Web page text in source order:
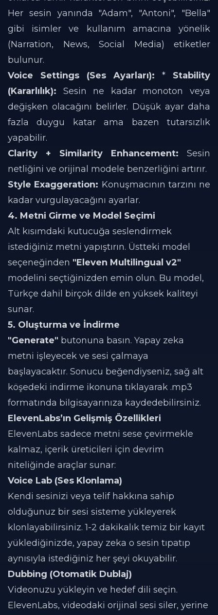
Her sesin yanında "Adam", "Antoni", "Bella"
gibi isimler ve kullanım amacına yönelik
(Narration, News, Social Media) etiketler
bulunur.
Voice Settings (Ses Ayarları): * Stability
(Kararlılık): Sesin ne kadar monoton veya
değişken olacağını belirler. Düşük ayar daha
fazla duygu katar ama bazen tutarsızlık
yapabilir.
Clarity + Similarity Enhancement: Sesin
netliğini ve orijinal modele benzerliğini artırır.
Style Exaggeration: Konuşmacının tarzını ne
kadar vurgulayacağını ayarlar.
4. Metni Girme ve Model Seçimi
Alt kısımdaki kutucuğa seslendirmek
istediğiniz metni yapıştırın. Üstteki model
seçeneğinden "Eleven Multilingual v2"
modelini seçtiğinizden emin olun. Bu model,
Türkçe dahil birçok dilde en yüksek kaliteyi
sunar.
5. Oluşturma ve İndirme
"Generate" butonuna basın. Yapay zeka
metni işleyecek ve sesi çalmaya
başlayacaktır. Sonucu beğendiyseniz, sağ alt
köşedeki indirme ikonuna tıklayarak .mp3
formatında bilgisayarınıza kaydedebilirsiniz.
ElevenLabs’ın Gelişmiş Özellikleri
ElevenLabs sadece metni sese çevirmekle
kalmaz, içerik üreticileri için devrim
niteliğinde araçlar sunar:
Voice Lab (Ses Klonlama)
Kendi sesinizi veya telif hakkına sahip
olduğunuz bir sesi sisteme yükleyerek
klonlayabilirsiniz. 1-2 dakikalık temiz bir kayıt
yüklediğinizde, yapay zeka o sesin tıpatıp
aynısıyla istediğiniz her şeyi okuyabilir.
Dubbing (Otomatik Dublaj)
Videonuzu yükleyin ve hedef dili seçin.
ElevenLabs, videodaki orijinal sesi siler, yerine